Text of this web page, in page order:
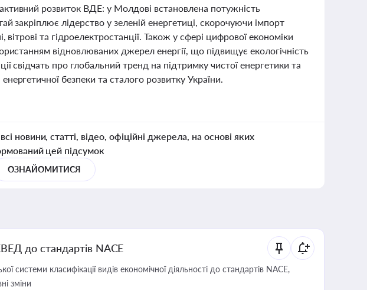
розвиток ВДЕ: у Молдові встановлена потужність
закріплює лідерство у зеленій енергетиці, скорочуючи імпорт
вітрові та гідроелектростанції. Також у сфері цифрової економіки
відновлюваних джерел енергії, що підвищує екологічність
свідчать про глобальний тренд на підтримку чистої енергетики та
безпеки та сталого розвитку України.
новини, статті, відео, офіційні джерела, на основі яких
цей підсумок
ОЗНАЙОМИТИСЯ
до стандартів NACE
системи класифікації видів економічної діяльності до стандартів NACE,
зміни